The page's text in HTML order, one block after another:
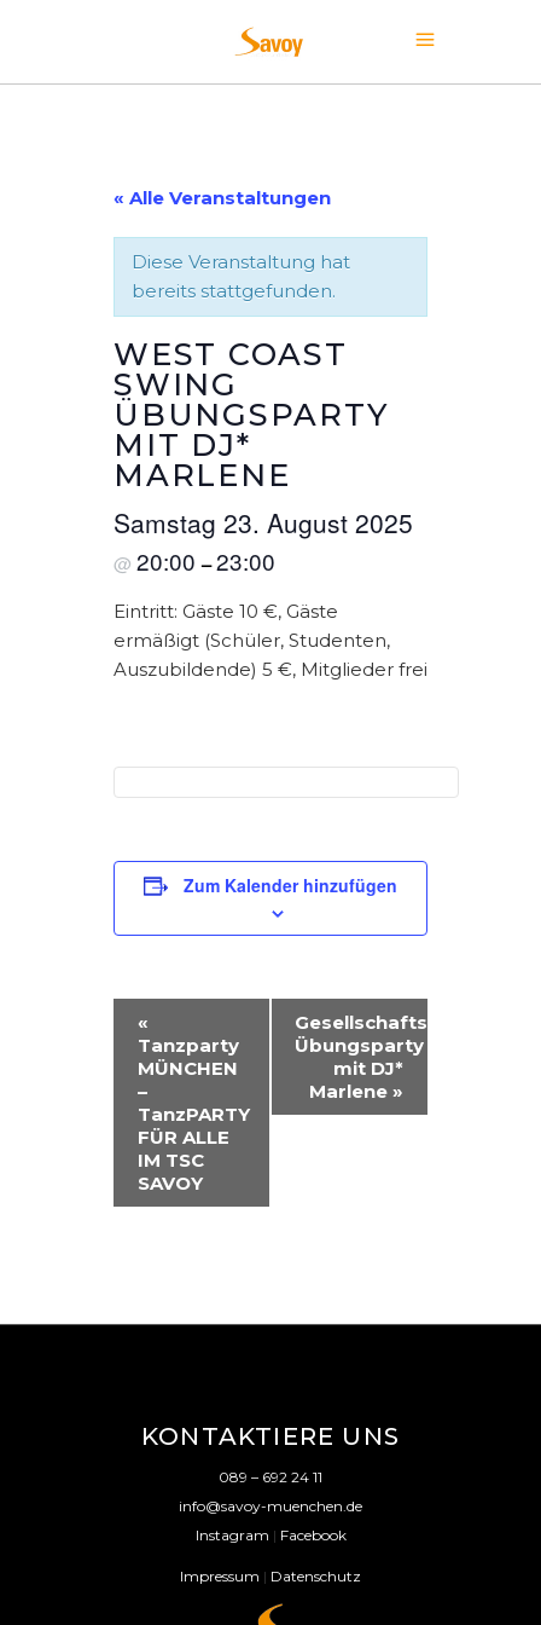
« Alle Veranstaltungen
Diese Veranstaltung hat
bereits stattgefunden.
WEST COAST
SWING
ÜBUNGSPARTY
MIT DJ*
MARLENE
Samstag 23. August 2025
@ 20:00–23:00
Eintritt: Gäste 10 €, Gäste
ermäßigt (Schüler, Studenten,
Auszubildende) 5 €, Mitglieder frei
Zum Kalender hinzufügen
V
R
A
N
S
L
«
Tanzparty
MÜNCHEN
–
TanzPARTY
FÜR ALLE
IM TSC
SAVOY
Gesellschaftstanz
Übungsparty
mit DJ*
Marlene »
KONTAKTIERE UNS
089 – 692 24 11
info@savoy-muenchen.de
Instagram | Facebook
Impressum | Datenschutz